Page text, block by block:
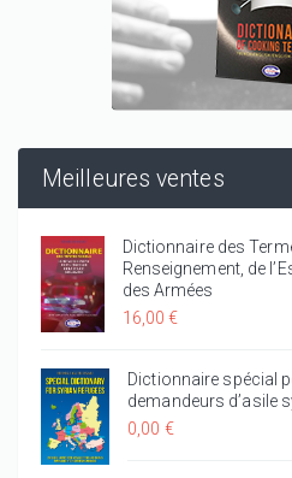
Meilleures ventes
Dictionnaire des
Renseignement, de
des Armées
16,00 €
Dictionnaire spécial
demandeurs d’asile
0,00 €